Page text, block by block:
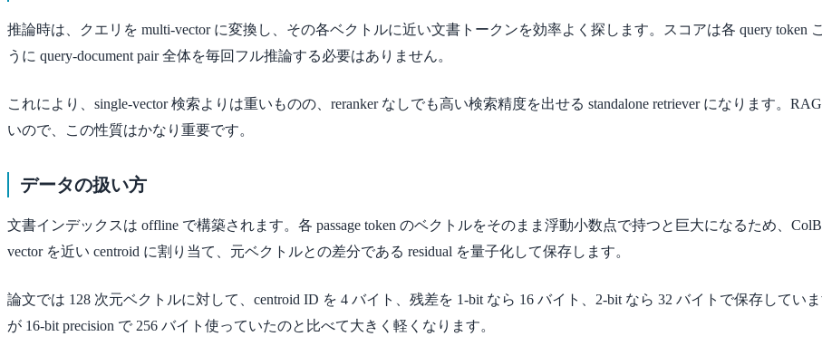
推論時は、クエリを multi-vector に変換し、その各ベクトルに近い文書トークンを効率よく探します。スコアは各 query token
うに query-document pair 全体を毎回フル推論する必要はありません。
これにより、single-vector 検索よりは重いものの、reranker なしでも高い検索精度を出せる standalone retriever になります。
いので、この性質はかなり重要です。
データの扱い方
文書インデックスは offline で構築されます。各 passage token のベクトルをそのまま浮動小数点で持つと巨大になるため、
vector を近い centroid に割り当て、元ベクトルとの差分である residual を量子化して保存します。
論文では 128 次元ベクトルに対して、centroid ID を 4 バイト、残差を 1-bit なら 16 バイト、2-bit なら 32 バイトで保存してい
が 16-bit precision で 256 バイト使っていたのと比べて大きく軽くなります。